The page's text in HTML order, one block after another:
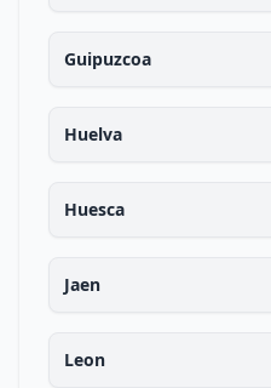
Guipuzcoa
Huelva
Huesca
Jaen
Leon